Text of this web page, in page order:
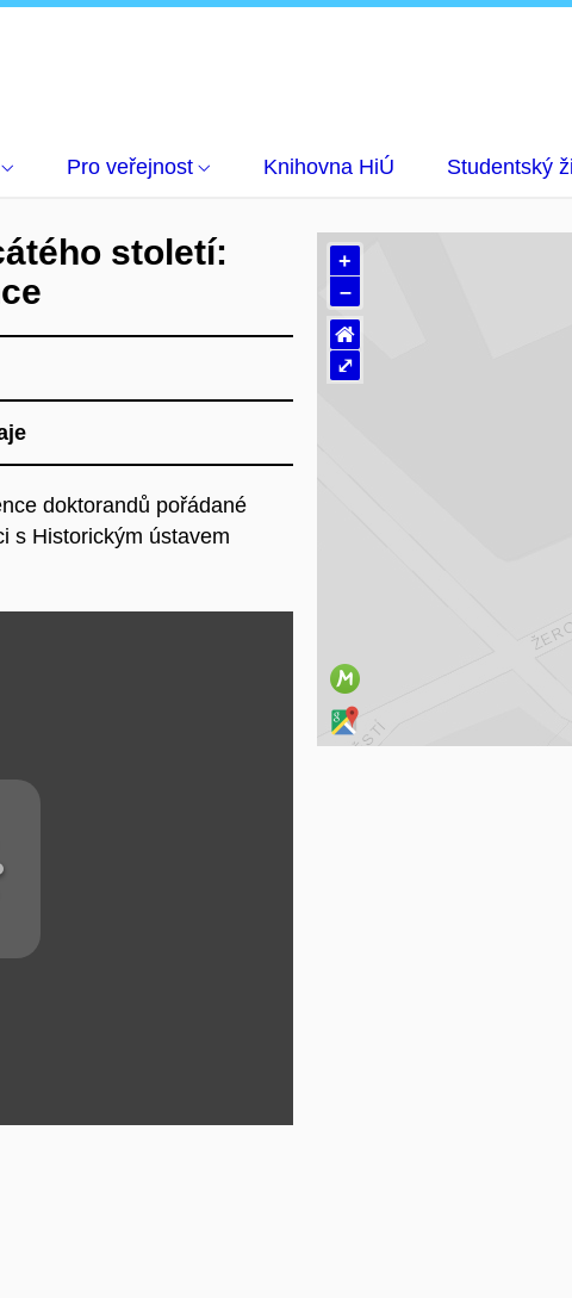
Pro veřejnost Knihovna HiÚ Studentský
století:
doktorandů pořádané
s Historickým ústavem
+
–
⌂
⤢